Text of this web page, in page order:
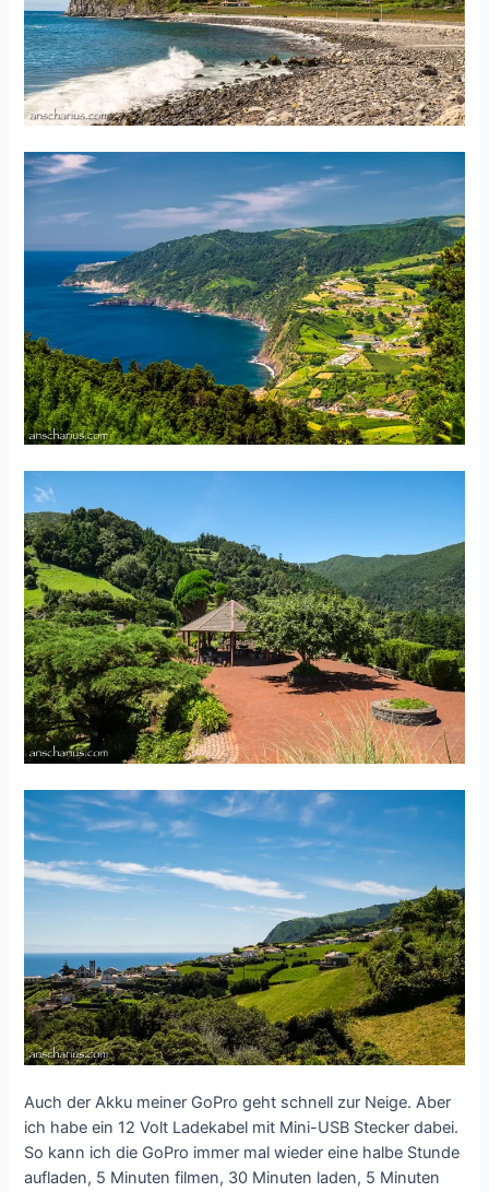
Auch der Akku meiner GoPro geht schnell zur Neige. Aber
ich habe ein 12 Volt Ladekabel mit Mini-USB Stecker dabei.
So kann ich die GoPro immer mal wieder eine halbe Stunde
aufladen, 5 Minuten filmen, 30 Minuten laden, 5 Minuten